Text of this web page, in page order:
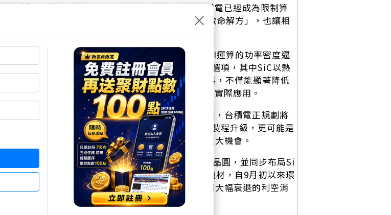
上攀升，從千瓦級別逐步邁向兆瓦等級，散熱與供電已經成為限制算
，碳化矽正浮上檯面，被視為下一世代GPU的「救命解方」，也讓相
口。
出的Rubin GPU仍以石墨作為散熱材料，但隨著AI運算的功率密度逼
代方案。金屬銦、液態金屬與SiC成為呼聲最高的選項，其中SiC以熱
法人眼中最具潛力的材料。若能順利導入先進封裝，不僅能顯著降低
流（HVDC）架構鋪路，預計2027年起將逐步進入實際應用。
市場對SiC的關注。傳統矽中介板散熱能力已近極限，台積電正規劃將
達與超微等客戶的高效能晶片需求。這不僅是一場製程升級，更可能是
，這一波技術轉折將為台灣化合物半導體廠帶來龐大機會。
目的焦點。該公司已展示12吋單晶與多晶SiC原型晶圓，並同步布局Si
直指GPU先進封裝市場。資本市場早已先行反映題材，自9月初以來環
為市場矚目的飆股。不過，伴隨處置股壓力與獲利大幅衰退的利空消
情緒出現分歧。
×